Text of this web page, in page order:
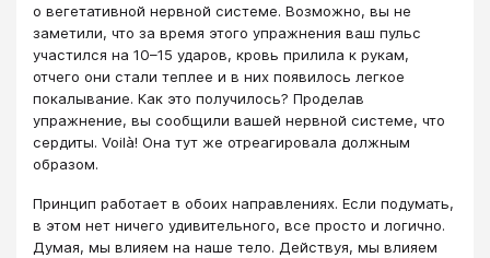
о вегетативной нервной системе. Возможно, вы не
заметили, что за время этого упражнения ваш пульс
участился на 10–15 ударов, кровь прилила к рукам,
отчего они стали теплее и в них появилось легкое
покалывание. Как это получилось? Проделав
упражнение, вы сообщили вашей нервной системе, что
сердиты. Voilà! Она тут же отреагировала должным
образом.
Принцип работает в обоих направлениях. Если подумать,
в этом нет ничего удивительного, все просто и логично.
Думая, мы влияем на наше тело. Действуя, мы влияем